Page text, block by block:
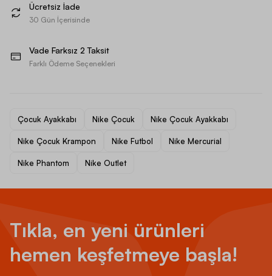
Ücretsiz İade
30 Gün İçerisinde
Vade Farksız 2 Taksit
Farklı Ödeme Seçenekleri
Çocuk Ayakkabı Nike Çocuk Nike Çocuk Ayakkabı
Nike Çocuk Krampon Nike Futbol Nike Mercurial
Nike Phantom Nike Outlet
Tıkla, en yeni ürünleri
hemen keşfetmeye başla!